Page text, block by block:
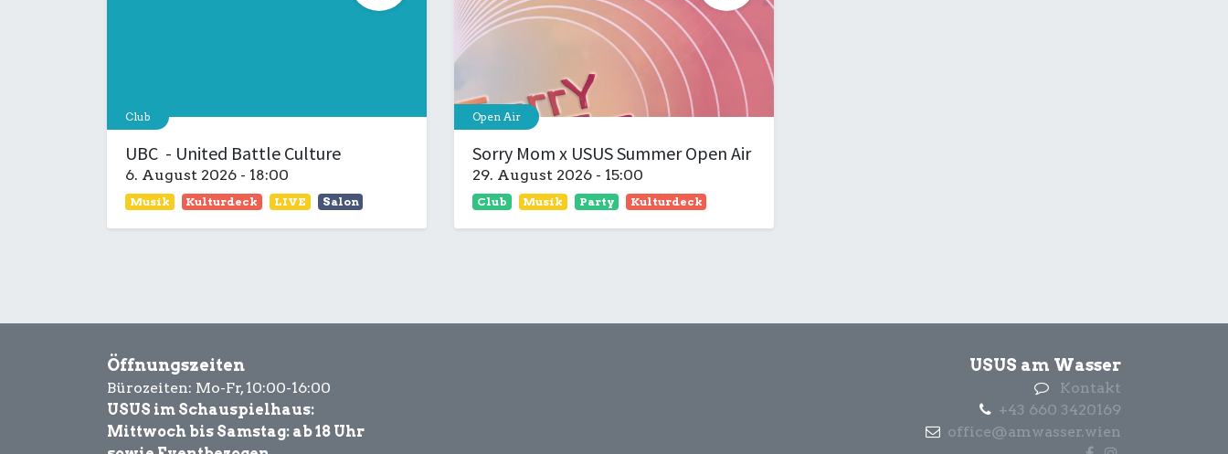
Club
UBC - United Battle Culture
6. August 2026 - 18:00
Musik Kulturdeck LIVE Salon
Open Air
Sorry Mom x USUS Summer Open Air
29. August 2026 - 15:00
Club Musik Party Kulturdeck
Öffnungszeiten
Bürozeiten: Mo-Fr, 10:00-16:00
USUS im Schauspielhaus:
Mittwoch bis Samstag: ab 18 Uhr
USUS am Wasser
Kontakt
+43 660 3420169
office@amwasser.wien